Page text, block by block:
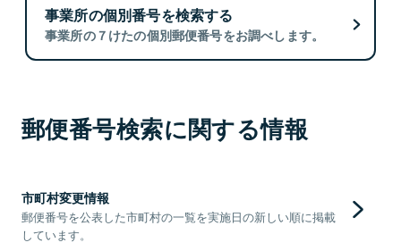
事業所の個別番号を検索する
事業所の７けたの個別郵便番号をお調べします。
郵便番号検索に関する情報
市町村変更情報
郵便番号を公表した市町村の一覧を実施日の新しい順に掲載
しています。